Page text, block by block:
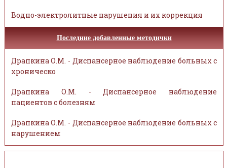
Водно-электролитные нарушения и их коррекция
Последние добавленные методички
Драпкина О.М. - Диспансерное наблюдение больных с
хроническо
Драпкина О.М. - Диспансерное наблюдение
пациентов с болезням
Драпкина О.М. - Диспансерное наблюдение больных с
нарушением